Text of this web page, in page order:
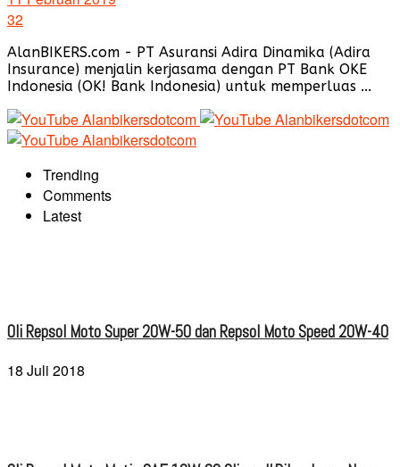
32
AlanBIKERS.com - PT Asuransi Adira Dinamika (Adira
Insurance) menjalin kerjasama dengan PT Bank OKE
Indonesia (OK! Bank Indonesia) untuk memperluas ...
Trending
Comments
Latest
Oli Repsol Moto Super 20W-50 dan Repsol Moto Speed 20W-40
18 Juli 2018